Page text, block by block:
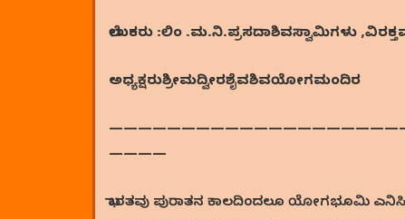
ಲೇಖಕರು :ಲಿಂ .ಮ.ನಿ.ಪ್ರಸದಾಶಿವಸ್ವಾಮಿಗಳು ,
ಅಧ್ಯಕ್ಷರುಶ್ರೀಮದ್ವೀರಶೈವಶಿವಯೋಗಮಂದಿರ
————
ಭಾರತವು ಪುರಾತನ ಕಾಲದಿಂದಲೂ ಯೋಗಭೂಮಿ